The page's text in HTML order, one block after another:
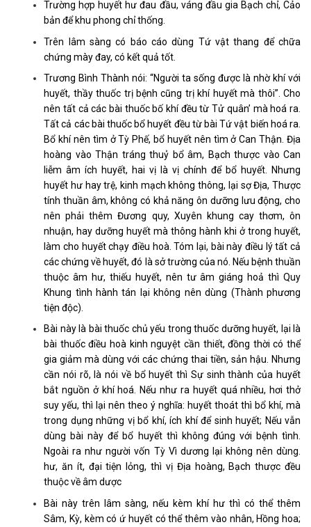
Trường hợp huyết hư đau đầu, váng đầu gia Bạch chỉ, Cảo
bản để khu phong chỉ thống.
Trên lâm sàng có báo cáo dùng Tứ vật thang để chữa
chứng mày đay, có kết quả tốt.
Trương Bình Thành nói: “Người ta sống được là nhờ khí với
huyết, thầy thuốc trị bệnh cũng trị khí huyết mà thôi”. Cho
nên tất cả các bài thuốc bố khí đều từ Tử quân’ mà hoá ra.
Tất cả các bài thuốc bổ huyết đều từ bài Tứ vật biến hoá ra.
Bổ khí nên tìm ở Tỳ Phế, bổ huyết nên tìm ở Can Thận. Địa
hoàng vào Thận tráng thuỷ bổ âm, Bạch thược vào Can
liễm âm ích huyết, hai vị là vị chính để bổ huyết. Nhưng
huyết hư hay trệ, kinh mạch không thông, lại sợ Địa, Thược
tính thuần âm, không có khả năng ôn dưỡng lưu động, cho
nên phải thêm Đương quy, Xuyên khung cay thơm, ôn
nhuận, hay dưỡng huyết mà thông hành khi ở trong huyết,
làm cho huyết chạy điều hoà. Tóm lại, bài này điều lý tất cả
các chứng về huyết, đó là sở trường của nó. Nếu bệnh thuần
thuộc âm hư, thiếu huyết, nên tư âm giáng hoả thì Quy
Khung tình hành tán lại không nên dùng (Thành phương
tiện độc).
Bài này là bài thuốc chủ yếu trong thuốc dưỡng huyết, lại là
bài thuốc điều hoà kinh nguyệt cần thiết, đồng thời có thể
gia giảm mà dùng với các chứng thai tiền, sản hậu. Nhưng
cần nói rõ, là nói về bổ huyết thì Sự sinh thành của huyết
bắt nguồn ở khí hoá. Nếu như ra huyết quá nhiều, hơi thở
suy yếu, thì lại nên theo ý nghĩa: huyết thoát thì bổ khí, mà
trong dụng những vị bổ khí, ích khí để sinh huyết; Nếu vẫn
dùng bài này để bổ huyết thì không đúng với bệnh tình.
Ngoài ra như người vốn Tỳ Vì dương lại không nên dùng.
hư, ăn ít, đại tiện lỏng, thì vị Địa hoàng, Bạch thược đều
thuộc về âm dược
Bài này trên lâm sàng, nếu kèm khí hư thì có thể thêm
Sâm, Kỳ, kèm có ứ huyết có thể thêm vào nhân, Hồng hoa;